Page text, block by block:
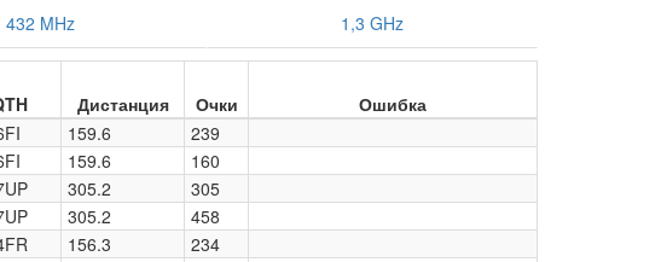
432 MHz 1,3 GHz
Дистанция Очки Ошибка
159.6
239
159.6
160
305.2
305
305.2
458
156.3
234